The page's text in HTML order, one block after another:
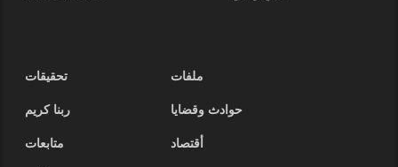
ملفات
تحقيقات
حوادث وقضايا
ربنا كريم
أقتصاد
متابعات